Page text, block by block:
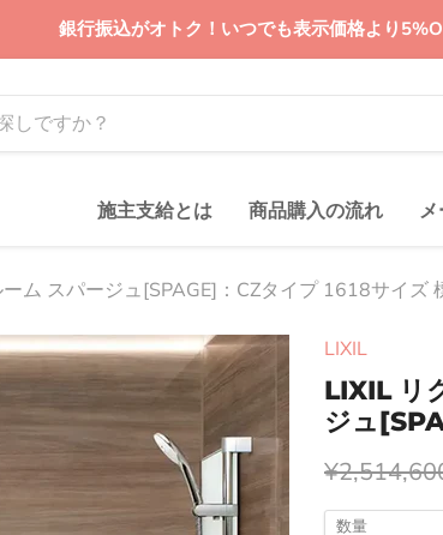
銀行振込がオトク！いつでも表示価格より
施主支給とは 商品購入の流れ
ム スパージュ[SPAGE]：CZタイプ 1618サイズ
LIXIL
LIXIL リ
ジュ
元の価格
数量